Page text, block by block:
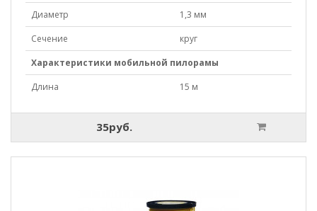
Диаметр
1,3 мм
Сечение
круг
Характеристики мобильной пилорамы
Длина
15 м
35руб.